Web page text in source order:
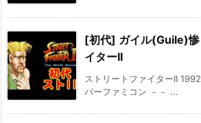
[初代] ガイル(Guile)惨
イターII
ストリートファイターII
パーファミコン －－ ...